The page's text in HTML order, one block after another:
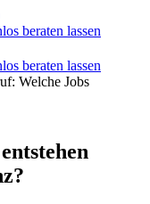
beraten lassen
beraten lassen
Welche Jobs